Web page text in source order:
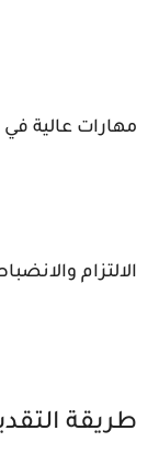
مهارات عالية
الالتزام
طريقة